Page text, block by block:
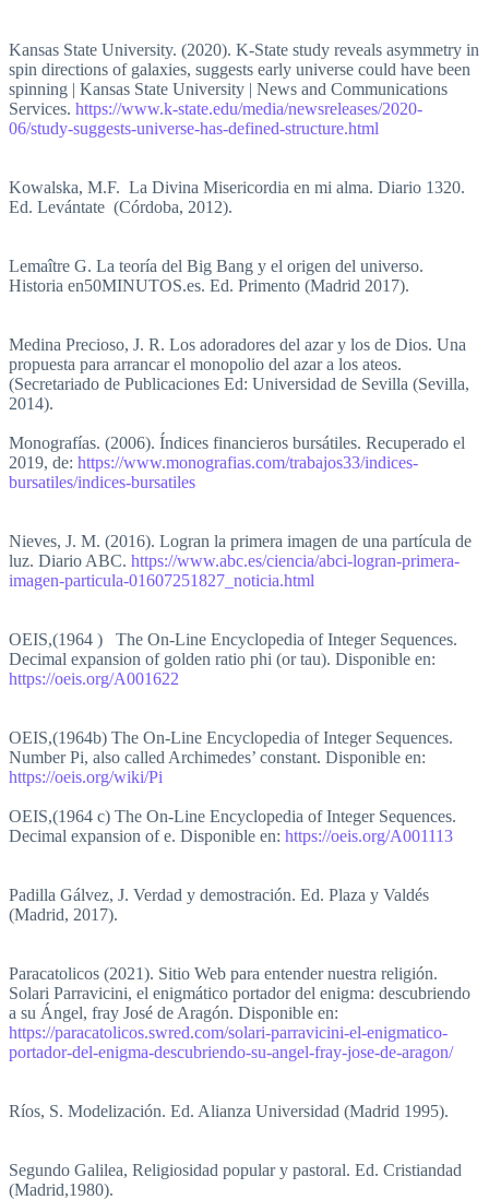
Kansas State University. (2020). K-State study reveals asymmetry in
spin directions of galaxies, suggests early universe could have been
spinning | Kansas State University | News and Communications
Services. https://www.k-state.edu/media/newsreleases/2020-
06/study-suggests-universe-has-defined-structure.html
Kowalska, M.F. La Divina Misericordia en mi alma. Diario 1320.
Ed. Levántate (Córdoba, 2012).
Lemaître G. La teoría del Big Bang y el origen del universo.
Historia en50MINUTOS.es. Ed. Primento (Madrid 2017).
Medina Precioso, J. R. Los adoradores del azar y los de Dios. Una
propuesta para arrancar el monopolio del azar a los ateos.
(Secretariado de Publicaciones Ed: Universidad de Sevilla (Sevilla,
2014).
Monografías. (2006). Índices financieros bursátiles. Recuperado el
2019, de: https://www.monografias.com/trabajos33/indices-
bursatiles/indices-bursatiles
Nieves, J. M. (2016). Logran la primera imagen de una partícula de
luz. Diario ABC. https://www.abc.es/ciencia/abci-logran-primera-
imagen-particula-01607251827_noticia.html
OEIS,(1964 ) The On-Line Encyclopedia of Integer Sequences.
Decimal expansion of golden ratio phi (or tau). Disponible en:
https://oeis.org/A001622
OEIS,(1964b) The On-Line Encyclopedia of Integer Sequences.
Number Pi, also called Archimedes’ constant. Disponible en:
https://oeis.org/wiki/Pi
OEIS,(1964 c) The On-Line Encyclopedia of Integer Sequences.
Decimal expansion of e. Disponible en: https://oeis.org/A001113
Padilla Gálvez, J. Verdad y demostración. Ed. Plaza y Valdés
(Madrid, 2017).
Paracatolicos (2021). Sitio Web para entender nuestra religión.
Solari Parravicini, el enigmático portador del enigma: descubriendo
a su Ángel, fray José de Aragón. Disponible en:
https://paracatolicos.swred.com/solari-parravicini-el-enigmatico-
portador-del-enigma-descubriendo-su-angel-fray-jose-de-aragon/
Ríos, S. Modelización. Ed. Alianza Universidad (Madrid 1995).
Segundo Galilea, Religiosidad popular y pastoral. Ed. Cristiandad
(Madrid,1980).